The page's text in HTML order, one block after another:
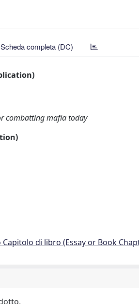
Scheda completa (DC)
combatting mafia today
di libro (Essay or Book